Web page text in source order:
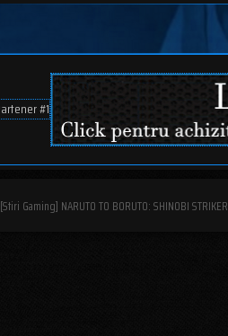
[Stiri Gaming] NARUTO TO BORUTO: SHINOBI STRIKER